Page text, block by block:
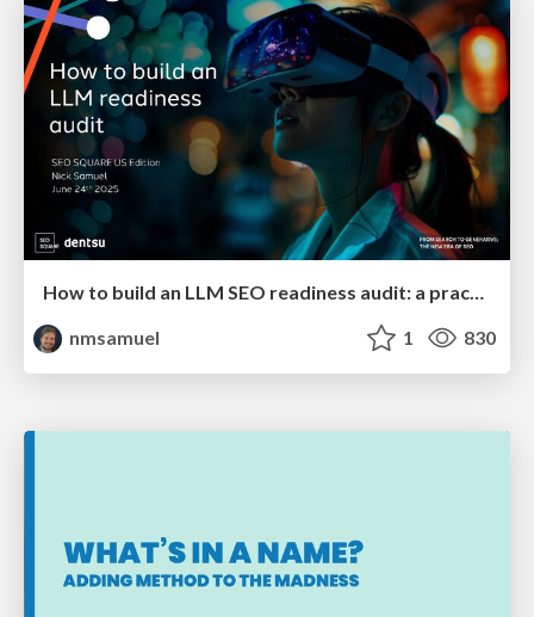
How to build an LLM SEO readiness audit: a practical framework
nmsamuel
1 830